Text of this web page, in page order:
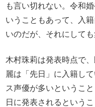
も言い切れない。令和
いうこともあって、入
いのだが、それにしても
木村珠莉は発表時点で
麗は「先日」に入籍し
ス声優が多いというこ
日に発表されるという